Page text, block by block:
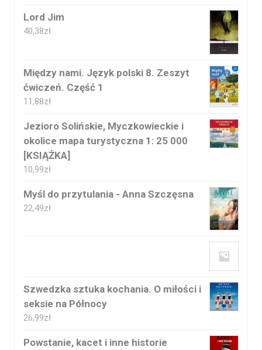
Lord Jim
40,38zł
Między nami. Język polski 8. Zeszyt
ćwiczeń. Część 1
11,88zł
Jezioro Solińskie, Myczkowieckie i
okolice mapa turystyczna 1: 25 000
[KSIĄŻKA]
10,99zł
Myśl do przytulania - Anna Szczęsna
22,49zł
Szwedzka sztuka kochania. O miłości i
seksie na Północy
26,99zł
Powstanie, kacet i inne historie